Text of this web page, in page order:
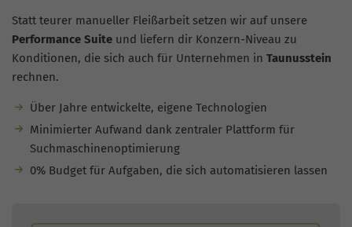
Statt teurer manueller Fleißarbeit setzen wir auf unsere
Performance Suite und liefern dir Konzern-Niveau zu
Konditionen, die sich auch für Unternehmen in Taunusstein
rechnen.
Über Jahre entwickelte, eigene Technologien
Minimierter Aufwand dank zentraler Plattform für
Suchmaschinenoptimierung
0% Budget für Aufgaben, die sich automatisieren lassen